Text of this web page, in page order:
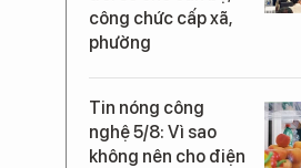
công chức cấp xã,
phường
Tin nóng công
nghệ 5/8: Vì sao
không nên cho điện